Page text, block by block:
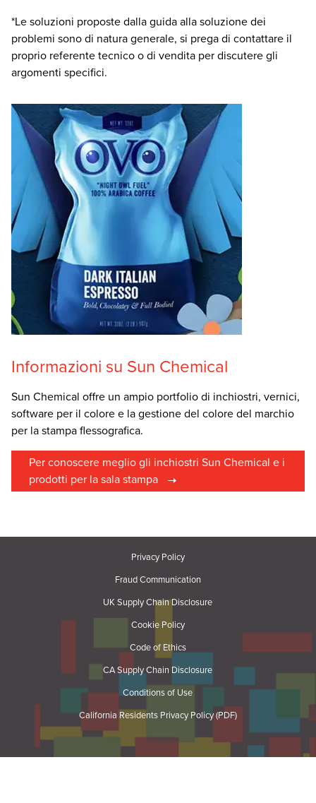
*Le soluzioni proposte dalla guida alla soluzione dei
problemi sono di natura generale, si prega di contattare il
proprio referente tecnico o di vendita per discutere gli
argomenti specifici.
Informazioni su Sun Chemical
Sun Chemical offre un ampio portfolio di inchiostri, vernici,
software per il colore e la gestione del colore del marchio
per la stampa flessografica.
Per conoscere meglio gli inchiostri Sun Chemical e i
prodotti per la sala stampa
Privacy Policy
Fraud Communication
UK Supply Chain Disclosure
Cookie Policy
Code of Ethics
CA Supply Chain Disclosure
Conditions of Use
California Residents Privacy Policy (PDF)